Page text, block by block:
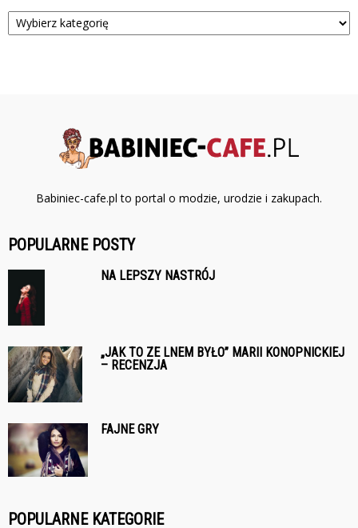
Kategorie
Babiniec-cafe.pl to portal o modzie, urodzie i zakupach.
POPULARNE POSTY
NA LEPSZY NASTRÓJ
„JAK TO ZE LNEM BYŁO” MARII KONOPNICKIEJ
– RECENZJA
FAJNE GRY
POPULARNE KATEGORIE